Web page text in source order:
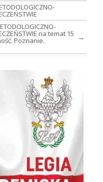
na temat 15
Poznanie. →